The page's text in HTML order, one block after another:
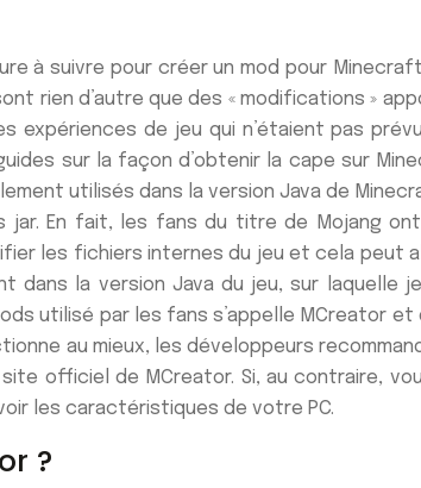
à suivre pour créer un mod pour
rien d’autre que des « modifications »
de jeu qui n’étaient pas
sur la façon d’obtenir la cape sur
utilisés dans la version Java de
En fait, les fans du titre de Mojang
les fichiers internes du jeu et cela peut
dans la version Java du jeu, sur
utilisé par les fans s’appelle MCreator
au mieux, les développeurs
officiel de MCreator. Si, au contraire,
les caractéristiques de votre PC.
?